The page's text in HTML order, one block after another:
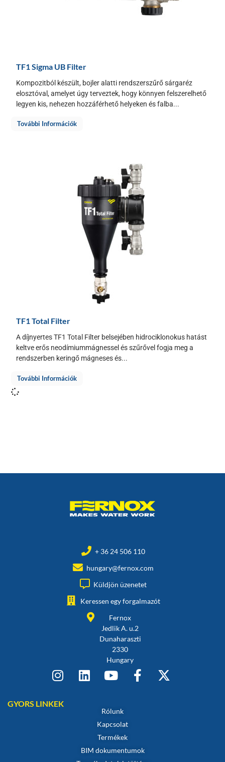
TF1 Sigma UB Filter
Kompozitból készült, bojler alatti rendszerszűrő sárgaréz
elosztóval, amelyet úgy terveztek, hogy könnyen felszerelhető
legyen kis, nehezen hozzáférhető helyeken és falba...
További Információk
TF1 Total Filter
A díjnyertes TF1 Total Filter belsejében hidrociklonokus hatást
keltve erős neodímiummágnessel és szűrővel fogja meg a
rendszerben keringő mágneses és...
További Információk
+ 36 24 506 110
hungary@fernox.com
Küldjön üzenetet
Keressen egy forgalmazót
Fernox
Jedlik A. u.2
Dunaharaszti
2330
Hungary
GYORS LINKEK
Rólunk
Kapcsolat
Termékek
BIM dokumentumok